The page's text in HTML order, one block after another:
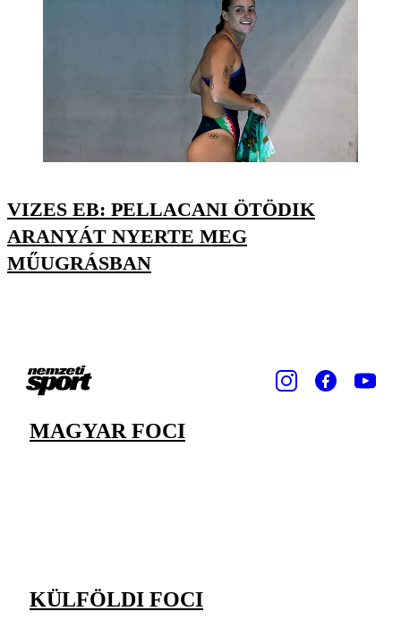
VIZES EB: PELLACANI ÖTÖDIK
ARANYÁT NYERTE MEG
MŰUGRÁSBAN
MAGYAR FOCI
KÜLFÖLDI FOCI